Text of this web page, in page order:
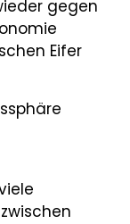
gegen
Eifer